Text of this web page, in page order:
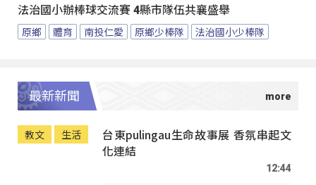
法治國小辦棒球交流賽 4縣市隊伍共襄盛舉
原鄉 體育 南投仁愛 原鄉少棒隊 法治國小少棒隊
最新新聞
教文 生活
台東pulingau生命故事展 香氛串起文
化連結
12:44